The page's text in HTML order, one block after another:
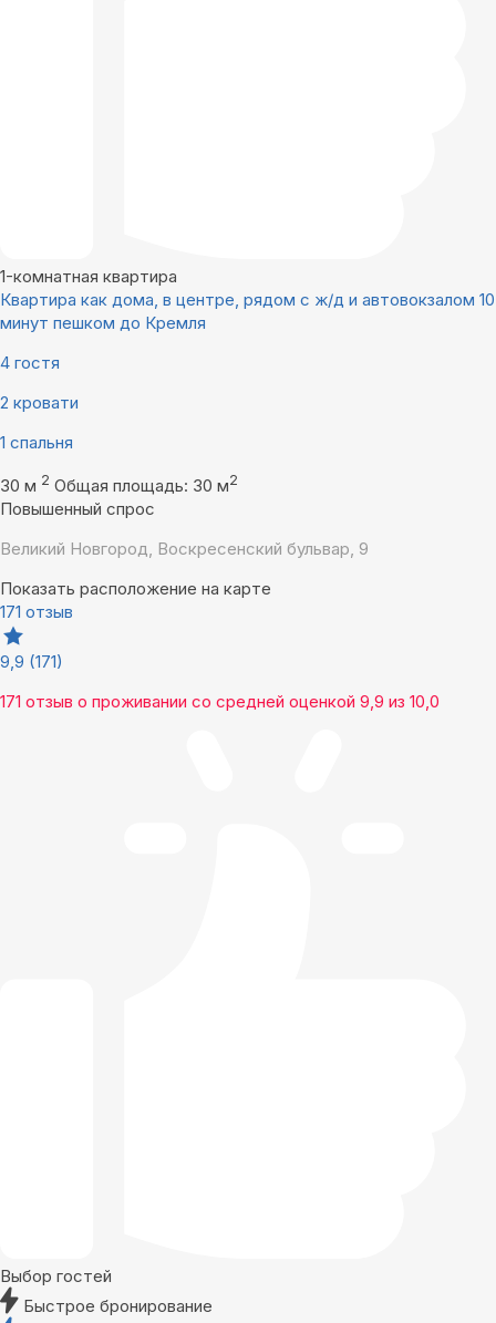
1-комнатная квартира
Квартира как дома, в центре, рядом с ж/д и автовокзалом 10
минут пешком до Кремля
4 гостя
2 кровати
1 спальня
30 м 2 Общая площадь: 30 м2
Повышенный спрос
Великий Новгород, Воскресенский бульвар, 9
Показать расположение на карте
171 отзыв
9,9 (171)
171 отзыв о проживании со средней оценкой 9,9 из 10,0
Выбор гостей
Быстрое бронирование